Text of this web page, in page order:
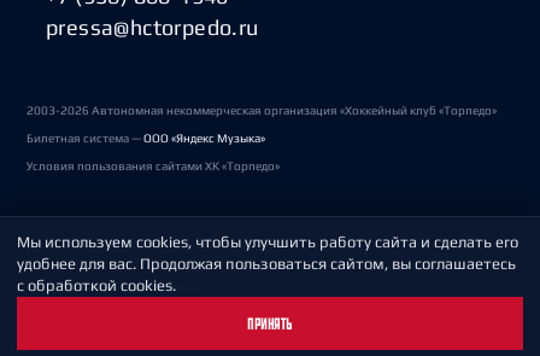
pressa@hctorpedo.ru
2003-2026 Автономная некоммерческая организация «Хоккейный клуб «Торпедо»
Билетная система —ООО «Яндекс Музыка»
Условия пользования сайтами ХК «Торпедо»
Политика обработки персональных данных
Пользовательское соглашение
Мы используем cookies, чтобы улучшить работу сайта и сделать его
удобнее для вас. Продолжая пользоваться сайтом, вы соглашаетесь
с обработкой cookies.
ПРИНЯТЬ